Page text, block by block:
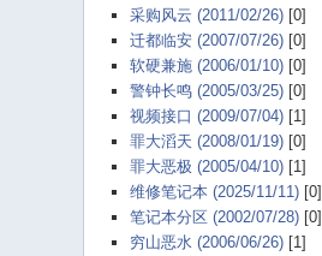
采购风云 (2011/02/26)[0]
迁都临安 (2007/07/26)[0]
软硬兼施 (2006/01/10)[0]
警钟长鸣 (2005/03/25)[0]
视频接口 (2009/07/04)[1]
罪大滔天 (2008/01/19)[0]
罪大恶极 (2005/04/10)[1]
维修笔记本 (2025/11/11)[0]
笔记本分区 (2002/07/28)[0]
穷山恶水 (2006/06/26)[1]